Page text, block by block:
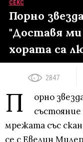
СЕКС
Порно
"Доставя
хората са
2847
П
орно
мрежата със
се с Евелин